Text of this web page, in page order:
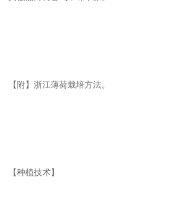
【附】浙江薄荷栽培方法。
【种植技术】